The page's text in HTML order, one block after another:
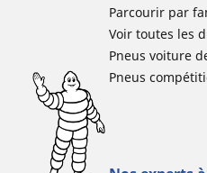
Parcourir par
Voir toutes les
Pneus voiture
Pneus